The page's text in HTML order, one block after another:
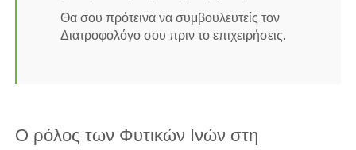
Θα σου πρότεινα να συμβουλευτείς τον
Διατροφολόγο σου πριν το επιχειρήσεις.
Ο ρόλος των Φυτικών Ινών στη